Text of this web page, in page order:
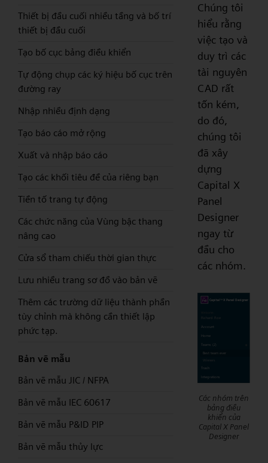
Thiết bị đầu cuối nhiều tầng và bố trí
thiết bị đầu cuối
Tạo bố cục bảng điều khiển
Tự động chụp các ký hiệu bố cục trên
đường ray
Nhập nhiều định dạng
Tạo báo cáo mở rộng
Xuất và nhập báo cáo
Tạo các khối tiêu đề của riêng bạn
Tiền tố trang tự động
Các chức năng của Vùng bậc thang
nâng cao
Cửa sổ tham chiếu thời gian thực
Lưu nhiều trang sơ đồ vào bản vẽ
Thêm các trường dữ liệu thành phần
tùy chỉnh mà không cần thiết lập
phức tạp.
Bản vẽ mẫu
Bản vẽ mẫu JIC / NFPA
Bản vẽ mẫu IEC 60617
Bản vẽ mẫu P&ID PIP
Bản vẽ mẫu thủy lực
Chúng tôi
hiểu rằng
việc tạo và
duy trì các
tài nguyên
CAD rất
tốn kém,
do đó,
chúng tôi
đã xây
dựng
Capital X
Panel
Designer
ngay từ
đầu cho
các nhóm.
Các nhóm trên
bảng điều
khiển của
Capital X Panel
Designer